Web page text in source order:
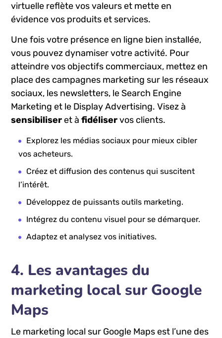
⁣virtuelle reflète vos valeurs et mette ⁤en
⁤évidence vos produits et services.
Une fois votre présence en ligne ‍bien ‌installée,
vous pouvez dynamiser votre activité. Pour
atteindre vos objectifs commerciaux,​ mettez en
place des campagnes marketing sur les⁤ réseaux
sociaux, les newsletters, le Search Engine
Marketing et le ⁣Display Advertising. Visez à ‌
sensibiliseret àfidéliser⁣vos clients.
Explorez les médias sociaux‍ pour mieux cibler ​
vos acheteurs.
Créez et diffusion des​ contenus ​qui suscitent
l’intérêt.
Développez⁤ de puissants outils ⁤marketing.
Intégrez du contenu visuel‌ pour se⁤ démarquer.
Adaptez et analysez⁤ vos initiatives.
4.⁢ Les avantages ​du⁤
marketing local sur Google
⁢Maps
Le marketing local sur Google ​Maps est l’une des